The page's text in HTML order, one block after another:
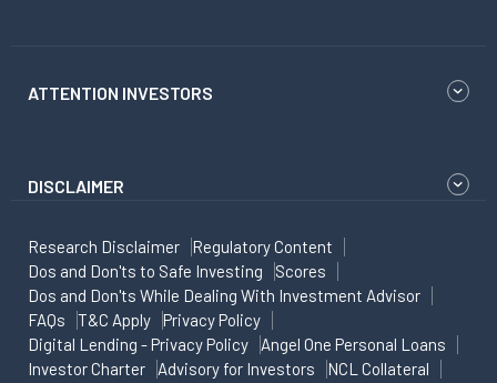
ATTENTION INVESTORS
DISCLAIMER
Research Disclaimer
Regulatory Content
Dos and Don'ts to Safe Investing
Scores
Dos and Don'ts While Dealing With Investment Advisor
FAQs
T&C Apply
Privacy Policy
Digital Lending - Privacy Policy
Angel One Personal Loans
Investor Charter
Advisory for Investors NCL Collateral